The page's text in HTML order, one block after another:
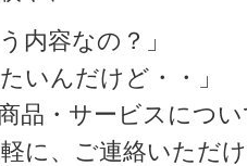
内容なの？」
いんだけど・・」
品・サービスにつ
に、ご連絡いただ